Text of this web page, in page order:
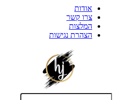
אודות
צרו קשר
המלצות
הצהרת נגישות